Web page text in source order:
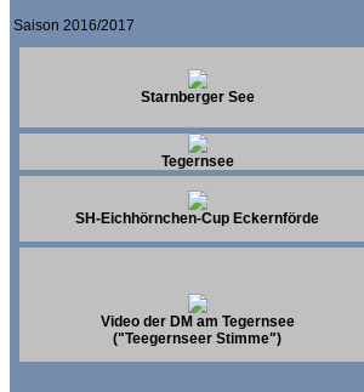
Saison 2016/2017
Starnberger See
Tegernsee
SH-Eichhörnchen-Cup Eckernförde
Video der DM am Tegernsee
("Teegernseer Stimme")